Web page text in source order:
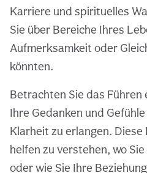
Karriere und spirituelles
Sie über Bereiche Ihres
Aufmerksamkeit oder
könnten.
Betrachten Sie das Führen
Ihre Gedanken und
Klarheit zu erlangen. Diese
helfen zu verstehen, wo
oder wie Sie Ihre